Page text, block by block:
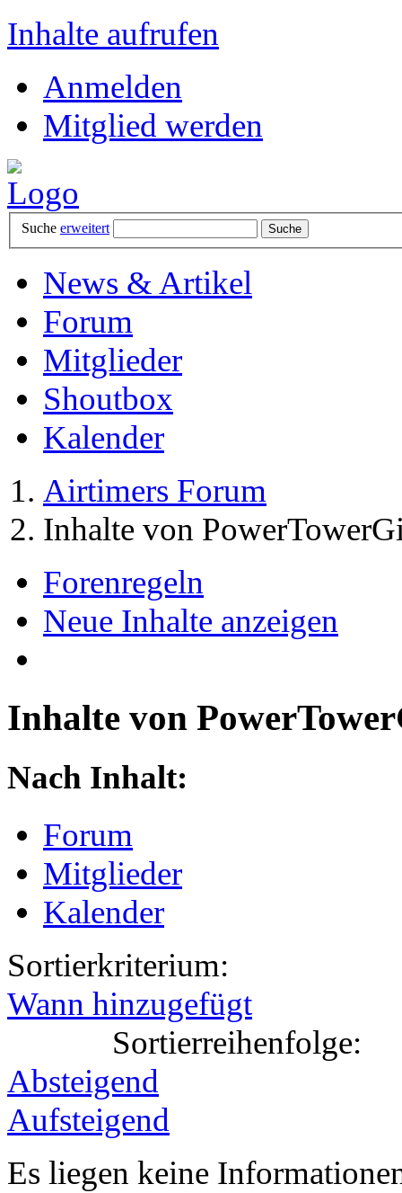
Inhalte aufrufen
Anmelden
Mitglied werden
Suche erweitert
News & Artikel
Forum
Mitglieder
Shoutbox
Kalender
Airtimers Forum
Inhalte von
Forenregeln
Neue Inhalte anzeigen
Inhalte von
Nach Inhalt:
Forum
Mitglieder
Kalender
Sortierkriterium:
Wann hinzugefügt
Sortierreihenfolge:
Absteigend
Aufsteigend
Es liegen keine